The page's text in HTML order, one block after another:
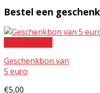
Bestel een
Geschenkbon van
5 euro
€5,00